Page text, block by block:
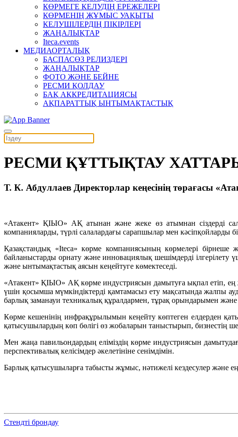
КӨРМЕГЕ КЕЛУДІҢ ЕРЕЖЕЛЕРІ
КӨРМЕНІҢ ЖҰМЫС УАҚЫТЫ
КЕЛУШІЛЕРДІҢ ПІКІРЛЕРІ
ЖАҢАЛЫҚТАР
Iteca.events
МЕДИАОРТАЛЫҚ
БАСПАСӨЗ РЕЛИЗДЕРІ
ЖАҢАЛЫҚТАР
ФОТО ЖӘНЕ БЕЙНЕ
РЕСМИ ҚОЛДАУ
БАҚ АККРЕДИТАЦИЯСЫ
АҚПАРАТТЫҚ ЫНТЫМАҚТАСТЫҚ
РЕСМИ ҚҰТТЫҚТАУ ХАТТАРЫ
Т. К. Абдуллаев Директорлар кеңесінің төрағасы
«Атакент» ҚІЫО» АҚ атынан және жеке өз атымнан сіздерді
компанияларды, түрлі салалардағы сарапшылар мен кәсіпқойларды
Қазақстандық «Iteca» көрме компаниясының көрмелері бірнеше
байланыстарды орнату және инновациялық шешімдерді ілгерілету
және ынтымақтастық аясын кеңейтуге көмектеседі.
«Атакент» ҚІЫО» АҚ көрме индустриясын дамытуға ықпал етіп, ең
үшін қосымша мүмкіндіктерді қамтамасыз ету мақсатында жалпы
барлық заманауи техникалық құралдармен, тұрақ орындарымен
Көрме кешенінің инфрақұрылымын кеңейту көптеген елдерден
қатысушылардың көп бөлігі өз жобаларын таныстырып, бизнестің
Мен жаңа павильондардың еліміздің көрме индустриясын
перспективалық келісімдер әкелетініне сенімдімін.
Барлық қатысушыларға табысты жұмыс, нәтижелі кездесулер және
Стендті брондау